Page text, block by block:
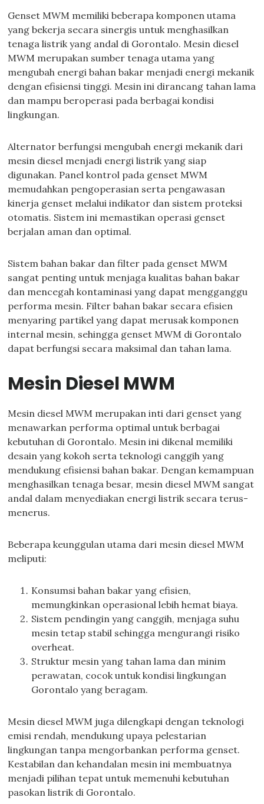
Genset MWM memiliki beberapa komponen utama
yang bekerja secara sinergis untuk menghasilkan
tenaga listrik yang andal di Gorontalo. Mesin diesel
MWM merupakan sumber tenaga utama yang
mengubah energi bahan bakar menjadi energi mekanik
dengan efisiensi tinggi. Mesin ini dirancang tahan lama
dan mampu beroperasi pada berbagai kondisi
lingkungan.
Alternator berfungsi mengubah energi mekanik dari
mesin diesel menjadi energi listrik yang siap
digunakan. Panel kontrol pada genset MWM
memudahkan pengoperasian serta pengawasan
kinerja genset melalui indikator dan sistem proteksi
otomatis. Sistem ini memastikan operasi genset
berjalan aman dan optimal.
Sistem bahan bakar dan filter pada genset MWM
sangat penting untuk menjaga kualitas bahan bakar
dan mencegah kontaminasi yang dapat mengganggu
performa mesin. Filter bahan bakar secara efisien
menyaring partikel yang dapat merusak komponen
internal mesin, sehingga genset MWM di Gorontalo
dapat berfungsi secara maksimal dan tahan lama.
Mesin Diesel MWM
Mesin diesel MWM merupakan inti dari genset yang
menawarkan performa optimal untuk berbagai
kebutuhan di Gorontalo. Mesin ini dikenal memiliki
desain yang kokoh serta teknologi canggih yang
mendukung efisiensi bahan bakar. Dengan kemampuan
menghasilkan tenaga besar, mesin diesel MWM sangat
andal dalam menyediakan energi listrik secara terus-
menerus.
Beberapa keunggulan utama dari mesin diesel MWM
meliputi:
Konsumsi bahan bakar yang efisien,
memungkinkan operasional lebih hemat biaya.
Sistem pendingin yang canggih, menjaga suhu
mesin tetap stabil sehingga mengurangi risiko
overheat.
Struktur mesin yang tahan lama dan minim
perawatan, cocok untuk kondisi lingkungan
Gorontalo yang beragam.
Mesin diesel MWM juga dilengkapi dengan teknologi
emisi rendah, mendukung upaya pelestarian
lingkungan tanpa mengorbankan performa genset.
Kestabilan dan kehandalan mesin ini membuatnya
menjadi pilihan tepat untuk memenuhi kebutuhan
pasokan listrik di Gorontalo.